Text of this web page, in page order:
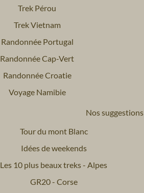
Trek Pérou
Trek Vietnam
Randonnée Portugal
Randonnée Cap-Vert
Randonnée Croatie
Voyage Namibie
Nos suggestions
Tour du mont Blanc
Idées de weekends
Les 10 plus beaux treks - Alpes
GR20 - Corse